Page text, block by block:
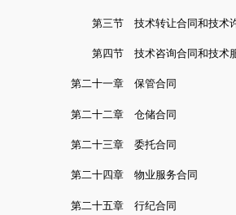
第三节 技术转让合同和技术许
第四节 技术咨询合同和技术服
第二十一章 保管合同
第二十二章 仓储合同
第二十三章 委托合同
第二十四章 物业服务合同
第二十五章 行纪合同